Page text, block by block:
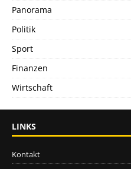
Panorama
Politik
Sport
Finanzen
Wirtschaft
LINKS
Kontakt